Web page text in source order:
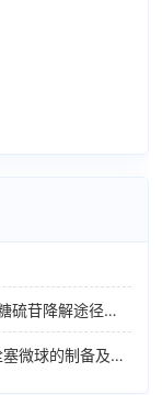
乳酸乳球菌ZUST49中黑芥子酶介导的葡糖硫苷降解途径的表征
紫杉醇-索拉非尼-聚乳酸-羟基乙酸载药栓塞微球的制备及体外释药特性研究